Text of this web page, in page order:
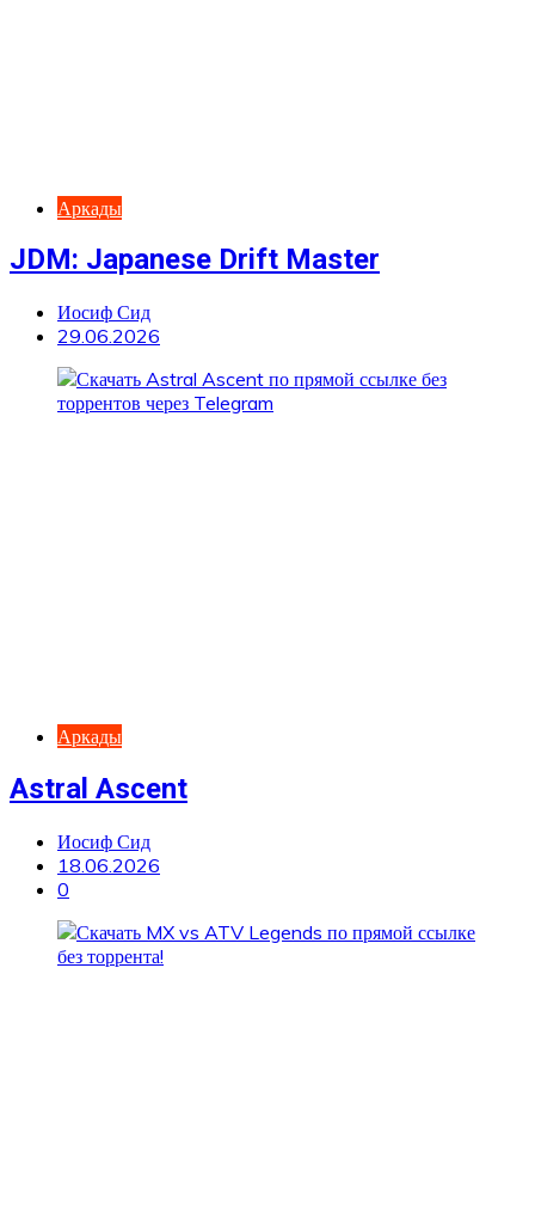
Аркады
JDM: Japanese Drift Master
Иосиф Сид
29.06.2026
Аркады
Astral Ascent
Иосиф Сид
18.06.2026
0